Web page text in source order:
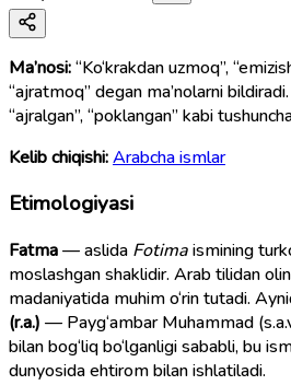
Ma’nosi:“Ko‘krakdan uzmoq”,
“ajratmoq” degan ma’nolarni
“ajralgan”, “poklangan” kabi
Kelib chiqishi:Arabcha ismlar
Etimologiyasi
Fatma— aslida Fotimaismining
moslashgan shaklidir. Arab tilidan
madaniyatida muhim o‘rin tutadi.
(r.a.) — Payg‘ambar Muhammad
bilan bog‘liq bo‘lganligi sababli, bu
dunyosida ehtirom bilan ishlatiladi.